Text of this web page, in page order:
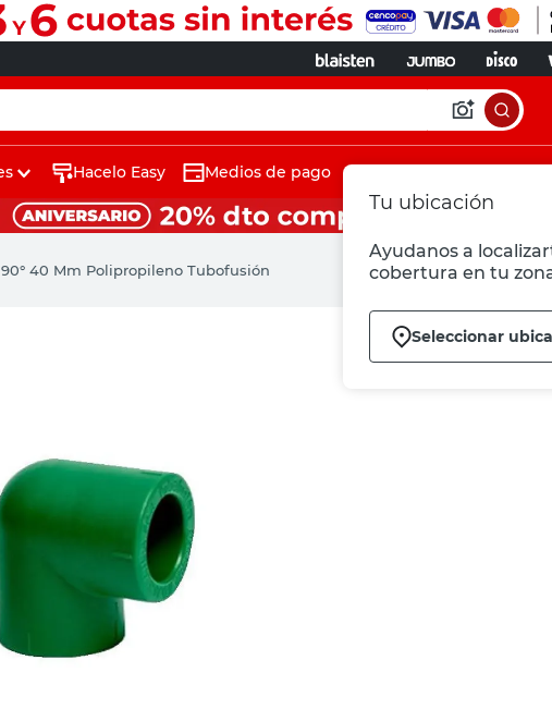
Tu ubicación
Ayudanos a
cobertura en tu
Seleccionar
Hacelo Easy Medios de pago
40 Mm Polipropileno Tubofusión